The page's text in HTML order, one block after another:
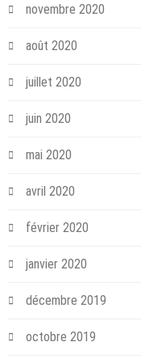
novembre 2020
août 2020
juillet 2020
juin 2020
mai 2020
avril 2020
février 2020
janvier 2020
décembre 2019
octobre 2019